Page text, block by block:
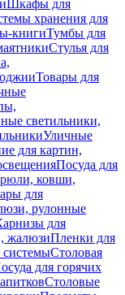
Шкафы для
хранения для
книгиТумбы для
Стулья для
Товары для
светильники,
Уличные
для картин,
Посуда для
ковши,
для
рулонные
для
жалюзиПленки для
Столовая
для горячих
Столовые